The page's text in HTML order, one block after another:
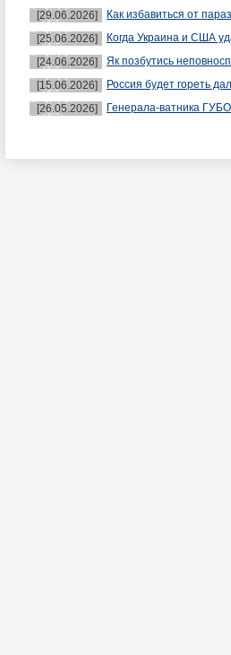
[29.06.2026]
Как избавиться от
[25.06.2026]
Когда Украина и США
[24.06.2026]
Як позбутись
[15.06.2026]
Россия будет гореть
[26.05.2026]
Генерала-ватника